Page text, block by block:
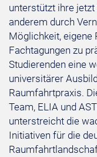
unterstützt ihre
anderem durch
Möglichkeit, eigene
Fachtagungen zu
Studierenden eine
universitärer
Raumfahrtpraxis.
Team, ELIA und
unterstreicht die
Initiativen für die